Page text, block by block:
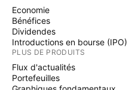
Economie
Bénéfices
Dividendes
Introductions en bourse (IPO)
PLUS DE PRODUITS
Flux d'actualités
Portefeuilles